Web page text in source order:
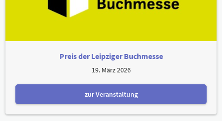
Preis der Leipziger Buchmesse
19. März 2026
zur Veranstaltung